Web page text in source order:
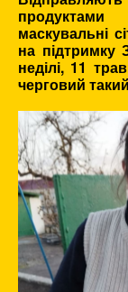
маскувальні
на підтримку
неділі, 11
черговий